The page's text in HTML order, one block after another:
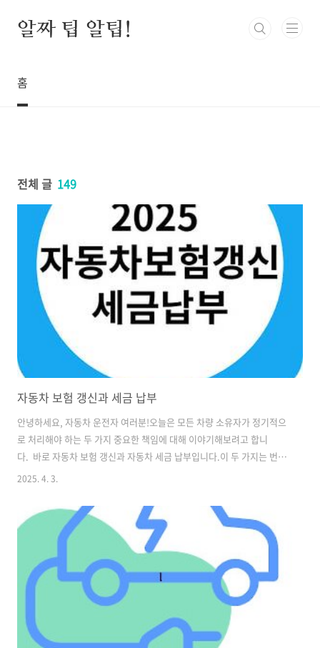
알짜 팁 알팁!
홈
전체 글 149
자동차 보험 갱신과 세금 납부
안녕하세요, 자동차 운전자 여러분!오늘은 모든 차량 소유자가 정기적으
로 처리해야 하는 두 가지 중요한 책임에 대해 이야기해보려고 합니
다. 바로 자동차 보험 갱신과 자동차 세금 납부입니다.이 두 가지는 번거
로운 작업처럼 느껴질 수 있지만, 적절한 정보와 계획으로 이 과정을 훨
험 갱신 가이드자동차 세금 납부 가이드효율적인 자동차 관리 팁 1. 자동
차 보험 갱신 가이드 1.1 갱신 시기 알림 설정자동차 보험은 일반적으로
1년 단위로 갱신됩니다. 대부분의 보험사는 만료일 약 한 달 전에 갱신 안
내문을 발송합니다. 하지만 이를 기다리지 말고 달력에 갱신일을 미리 표
시해두는 것이 좋습니다. 보험 만료로 인한 무보험 상태는 법적 문제뿐만
2025. 4. 3.